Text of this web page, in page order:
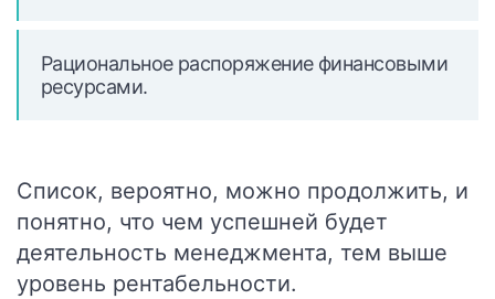
Рациональное распоряжение финансовыми
ресурсами.
Список, вероятно, можно продолжить, и
понятно, что чем успешней будет
деятельность менеджмента, тем выше
уровень рентабельности.